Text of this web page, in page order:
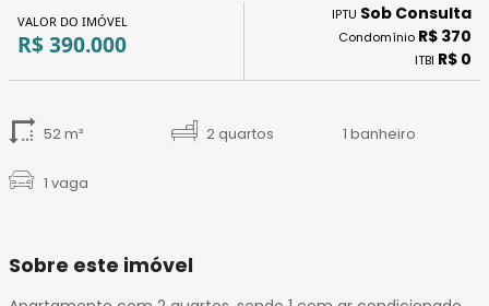
12
VALOR DO IMÓVEL
R$ 390.000
IPTU Sob Consulta
Condomínio R$ 370
ITBI R$ 0
52 m² 2 quartos 1 banheiro
1 vaga
Sobre este imóvel